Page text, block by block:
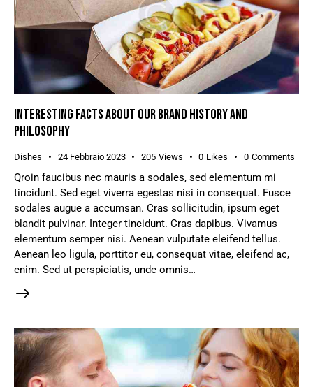
INTERESTING FACTS ABOUT OUR BRAND HISTORY AND
PHILOSOPHY
Dishes 24 Febbraio 2023 205 Views 0 Likes 0 Comments
Qroin faucibus nec mauris a sodales, sed elementum mi
tincidunt. Sed eget viverra egestas nisi in consequat. Fusce
sodales augue a accumsan. Cras sollicitudin, ipsum eget
blandit pulvinar. Integer tincidunt. Cras dapibus. Vivamus
elementum semper nisi. Aenean vulputate eleifend tellus.
Aenean leo ligula, porttitor eu, consequat vitae, eleifend ac,
enim. Sed ut perspiciatis, unde omnis…